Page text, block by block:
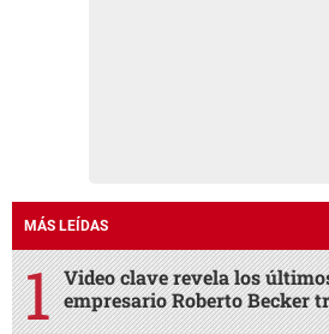
MÁS LEÍDAS
Video clave revela los
empresario Roberto Becker